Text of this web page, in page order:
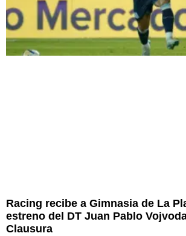
Racing recibe a Gimnasia de La
estreno del DT Juan Pablo
Clausura